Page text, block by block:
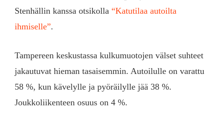
Stenhällin kanssa otsikolla “Katutilaa autoilta
ihmiselle”.
Tampereen keskustassa kulkumuotojen välset suhteet
jakautuvat hieman tasaisemmin. Autoilulle on varattu
58 %, kun kävelylle ja pyöräilylle jää 38 %.
Joukkoliikenteen osuus on 4 %.